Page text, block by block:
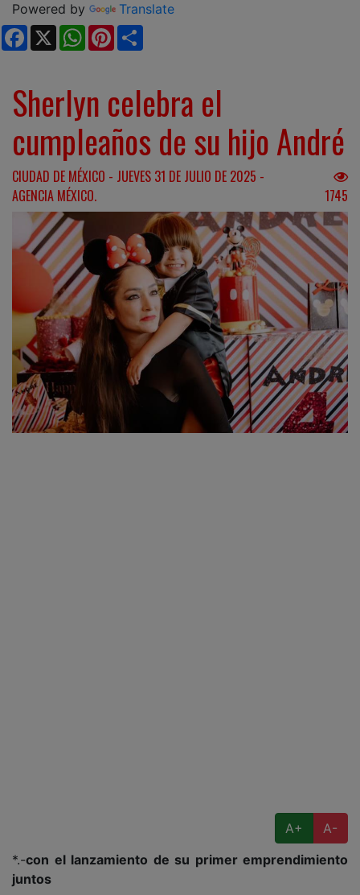
Powered by
Translate
Facebook
X WhatsApp
Pinterest
Sherlyn celebra el
cumpleaños de su hijo André
CIUDAD DE MÉXICO - JUEVES 31 DE JULIO DE 2025 -
AGENCIA MÉXICO.
1745
A+
A-
*.-con el lanzamiento de su primer emprendimiento
juntos